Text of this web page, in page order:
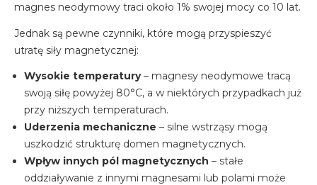
magnes neodymowy traci około 1% swojej mocy co 10 lat.
Jednak są pewne czynniki, które mogą przyspieszyć
utratę siły magnetycznej:
Wysokie temperatury– magnesy neodymowe tracą
swoją siłę powyżej 80°C, a w niektórych przypadkach już
przy niższych temperaturach.
Uderzenia mechaniczne – silne wstrząsy mogą
uszkodzić strukturę domen magnetycznych.
Wpływ innych pól magnetycznych – stałe
oddziaływanie z innymi magnesami lub polami może